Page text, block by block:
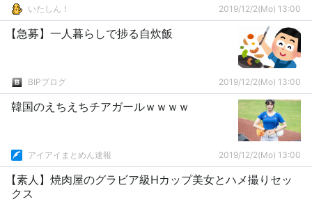
いたしん！ 2019/12/2(Mo) 13:00
【急募】一人暮らしで捗る自炊飯
BIPブログ 2019/12/2(Mo) 13:00
韓国のえちえちチアガールｗｗｗｗ
アイアイまとめん速報 2019/12/2(Mo) 13:00
【素人】焼肉屋のグラビア級Hカップ美女とハメ撮りセッ
クス